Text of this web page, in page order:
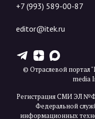
+7 (993) 589-00-87
editor@itek.ru
T Z X
© Отраслевой портал
media
Регистрация СМИ ЭЛ
Федеральной
информационных